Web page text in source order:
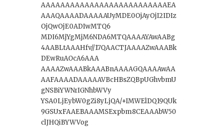
AAAAAAAAAAAAAAAAAAAAAAAAAAEA
AAAQAAAADAAAAAUyMDE0OjAyOjI2IDIz
OjQwOjE0ADIwMTQ6
MDI6MjYgMjM6NDA6MTQAAAAYAwAABg
4AABLtAAAHfv//17QAACTJAAAAZwAAABk
DEwRuAOcA6AAA
AAAAZwAAABkAAABnAAAAGQAAAAwAA
AAFAAAADAAAAAVBcHBsZQBpUGhvbmU
gNSBiYWNrIGNhbWVy
YSA0LjEybW0gZi8yLjQA/+IMWElDQ19QUk
9GSUxFAAEBAAAMSExpbm8CEAAAbW50
clJHQiBYWVog